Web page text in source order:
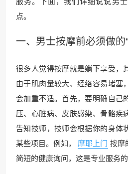
点。
一、 男士按摩前必须做的
很多人觉得按摩就是躺下享受，
由于肌肉量较大、经络容易堵塞
会加重不适。首先，要明确自己
压、心脏病、皮肤感染、骨骼疾
告知技师，技师会根据你的身体
某些项目。例如，
摩耶上门 按摩
简短的健康询问，这是专业服务的